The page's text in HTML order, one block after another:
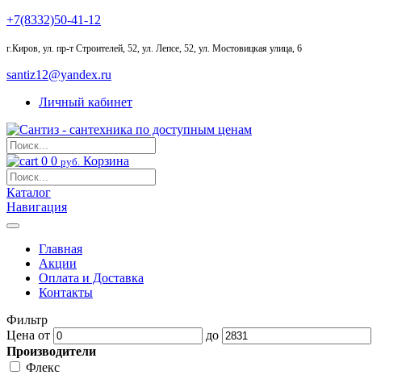
+7(8332)50-41-12
г.Киров, ул. пр-т Строителей, 52, ул. Лепсе, 52, ул. Мостовицкая улица, 6
santiz12@yandex.ru
Личный кабинет
0 0 руб. Корзина
Каталог
Навигация
Главная
Акции
Оплата и Доставка
Контакты
Фильтр
Цена от
до
Производители
Флекс